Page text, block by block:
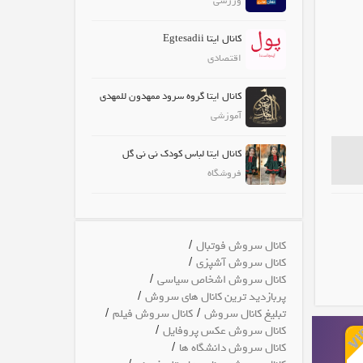
کانال ایتا Egtesadii
اقتصادی
کانال ایتا گروه سرود ممهدون للمهدی
آموزشی
کانال ایتا لباس کودک نی نی گل
فروشگاه
کانال سروش فوتبال/
کانال سروش آشپزی/
کانال سروش اشخاص سیاسی/
پربازدید ترین کانال های سروش/
تبلیغ کانال سروش/ کانال سروش فیلم/
کانال سروش عکس پروفایل/
کانال سروش دانشگاه ها /